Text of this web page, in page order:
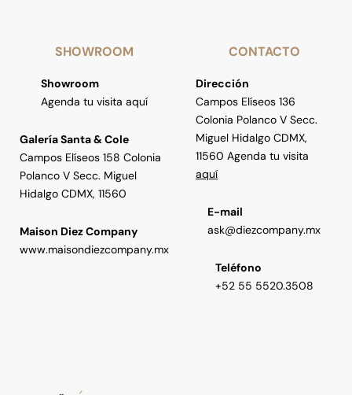
SHOWROOM
Showroom
Agenda tu visita aquí
Galería Santa & Cole
Campos Elíseos 158 Colonia
Polanco V Secc. Miguel
Hidalgo CDMX, 11560
Maison Diez Company
www.maisondiezcompany.mx
CONTACTO
Dirección
Campos Elíseos 136
Colonia Polanco V Secc.
Miguel Hidalgo CDMX,
11560 Agenda tu visita
aquí
E-mail
ask@diezcompany.mx
Teléfono
+52 55 5520.3508